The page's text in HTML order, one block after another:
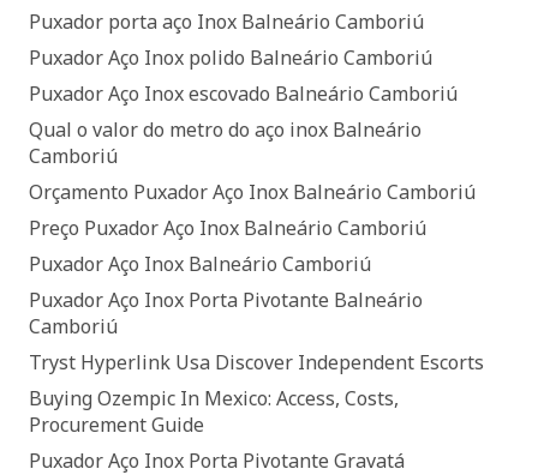
Puxador porta aço Inox Balneário Camboriú
Puxador Aço Inox polido Balneário Camboriú
Puxador Aço Inox escovado Balneário Camboriú
Qual o valor do metro do aço inox Balneário
Camboriú
Orçamento Puxador Aço Inox Balneário Camboriú
Preço Puxador Aço Inox Balneário Camboriú
Puxador Aço Inox Balneário Camboriú
Puxador Aço Inox Porta Pivotante Balneário
Camboriú
Tryst Hyperlink Usa Discover Independent Escorts
Buying Ozempic In Mexico: Access, Costs,
Procurement Guide
Puxador Aço Inox Porta Pivotante Gravatá